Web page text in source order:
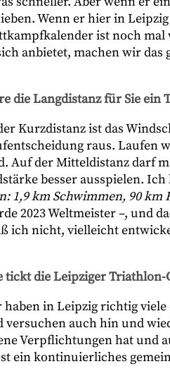
Wenn er hier in
ist noch mal
anbietet, machen wir das
die Langdistanz für Sie ein
Kurzdistanz ist das
raus. Laufen
Auf der Mitteldistanz darf
besser ausspielen.
1,9 km Schwimmen, 90 km
2023 Weltmeister –, und
ich nicht, vielleicht
tickt die Leipziger Triathlon-
haben in Leipzig richtig
versuchen auch hin und
Verpflichtungen hat und
ein kontinuierliches